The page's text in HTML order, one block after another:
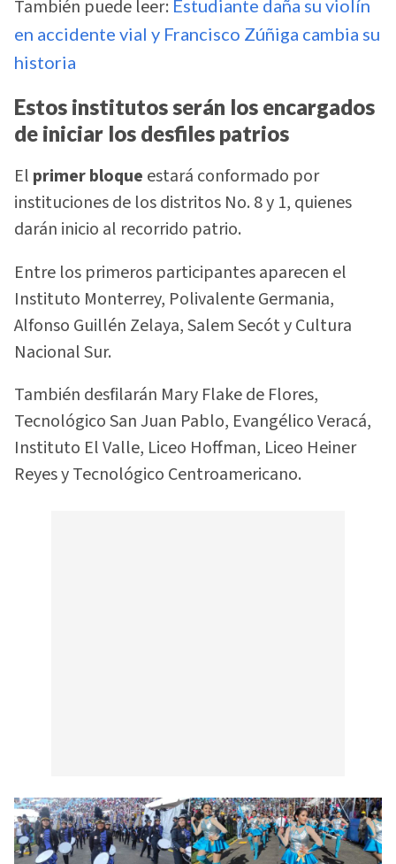
También puede leer: Estudiante daña su violín
en accidente vial y Francisco Zúñiga cambia su
historia
Estos institutos serán los encargados
de iniciar los desfiles patrios
El primer bloque estará conformado por
instituciones de los distritos No. 8 y 1, quienes
darán inicio al recorrido patrio.
Entre los primeros participantes aparecen el
Instituto Monterrey, Polivalente Germania,
Alfonso Guillén Zelaya, Salem Secót y Cultura
Nacional Sur.
También desfilarán Mary Flake de Flores,
Tecnológico San Juan Pablo, Evangélico Veracá,
Instituto El Valle, Liceo Hoffman, Liceo Heiner
Reyes y Tecnológico Centroamericano.